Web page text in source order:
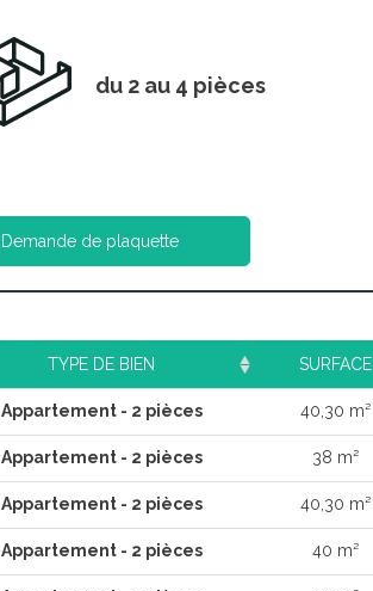
du 2 au 4 pièces
Demande de plaquette
TYPE DE BIEN SURFACE
Appartement - 2 pièces 40,30 m²
Appartement - 2 pièces 38 m²
Appartement - 2 pièces 40,30 m²
Appartement - 2 pièces 40 m²